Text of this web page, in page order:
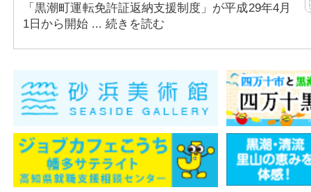
「黒潮町運転免許証返納支援制度」が平成29年4月
1日から開始 ... 続きを読む